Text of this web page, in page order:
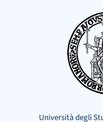
Università degli